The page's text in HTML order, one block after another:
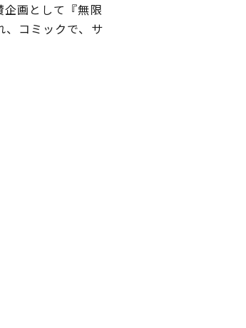
画として『無限
、コミックで、サ